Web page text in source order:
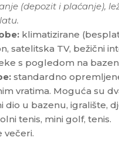
(depozit i plaćanje),
klimatizirane
satelitska TV, bežični
s pogledom na
standardno
vratima. Moguća su
dio u bazenu, igralište,
tenis, mini golf, tenis.
večeri.